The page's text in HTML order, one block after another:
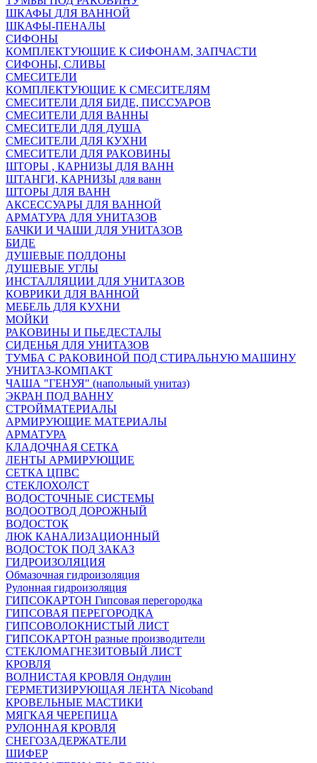
ШКАФЫ ДЛЯ ВАННОЙ
ШКАФЫ-ПЕНАЛЫ
СИФОНЫ
КОМПЛЕКТУЮЩИЕ К СИФОНАМ, ЗАПЧАСТИ
СИФОНЫ, СЛИВЫ
СМЕСИТЕЛИ
КОМПЛЕКТУЮЩИЕ К СМЕСИТЕЛЯМ
СМЕСИТЕЛИ ДЛЯ БИДЕ, ПИССУАРОВ
СМЕСИТЕЛИ ДЛЯ ВАННЫ
СМЕСИТЕЛИ ДЛЯ ДУША
СМЕСИТЕЛИ ДЛЯ КУХНИ
СМЕСИТЕЛИ ДЛЯ РАКОВИНЫ
ШТОРЫ , КАРНИЗЫ ДЛЯ ВАНН
ШТАНГИ, КАРНИЗЫ для ванн
ШТОРЫ ДЛЯ ВАНН
АКСЕССУАРЫ ДЛЯ ВАННОЙ
АРМАТУРА ДЛЯ УНИТАЗОВ
БАЧКИ И ЧАШИ ДЛЯ УНИТАЗОВ
БИДЕ
ДУШЕВЫЕ ПОДДОНЫ
ДУШЕВЫЕ УГЛЫ
ИНСТАЛЛЯЦИИ ДЛЯ УНИТАЗОВ
КОВРИКИ ДЛЯ ВАННОЙ
МЕБЕЛЬ ДЛЯ КУХНИ
МОЙКИ
РАКОВИНЫ И ПЬЕДЕСТАЛЫ
СИДЕНЬЯ ДЛЯ УНИТАЗОВ
ТУМБА С РАКОВИНОЙ ПОД СТИРАЛЬНУЮ МАШИНУ
УНИТАЗ-КОМПАКТ
ЧАША "ГЕНУЯ" (напольный унитаз)
ЭКРАН ПОД ВАННУ
СТРОЙМАТЕРИАЛЫ
АРМИРУЮЩИЕ МАТЕРИАЛЫ
АРМАТУРА
КЛАДОЧНАЯ СЕТКА
ЛЕНТЫ АРМИРУЮЩИЕ
СЕТКА ЦПВС
СТЕКЛОХОЛСТ
ВОДОСТОЧНЫЕ СИСТЕМЫ
ВОДООТВОД ДОРОЖНЫЙ
ВОДОСТОК
ЛЮК КАНАЛИЗАЦИОННЫЙ
ВОДОСТОК ПОД ЗАКАЗ
ГИДРОИЗОЛЯЦИЯ
Обмазочная гидроизоляция
Рулонная гидроизоляция
ГИПСОКАРТОН Гипсовая перегородка
ГИПСОВАЯ ПЕРЕГОРОДКА
ГИПСОВОЛОКНИСТЫЙ ЛИСТ
ГИПСОКАРТОН разные производители
СТЕКЛОМАГНЕЗИТОВЫЙ ЛИСТ
КРОВЛЯ
ВОЛНИСТАЯ КРОВЛЯ Ондулин
ГЕРМЕТИЗИРУЮЩАЯ ЛЕНТА Nicoband
КРОВЕЛЬНЫЕ МАСТИКИ
МЯГКАЯ ЧЕРЕПИЦА
РУЛОННАЯ КРОВЛЯ
СНЕГОЗАДЕРЖАТЕЛИ
ШИФЕР